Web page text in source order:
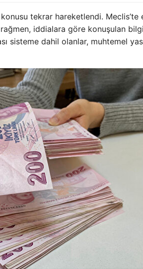
tekrar hareketlendi. Meclis’te
iddialara göre konuşulan
sisteme dahil olanlar, muhtemel